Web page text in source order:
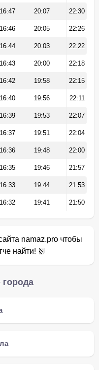
16:47 20:07 22:30
16:46 20:05 22:26
16:44 20:03 22:22
16:43 20:00 22:18
16:42 19:58 22:15
16:40 19:56 22:11
16:39 19:53 22:07
16:37 19:51 22:04
16:36 19:48 22:00
16:35 19:46 21:57
16:33 19:44 21:53
16:32 19:41 21:50
namaz.pro чтобы
найти! 📗